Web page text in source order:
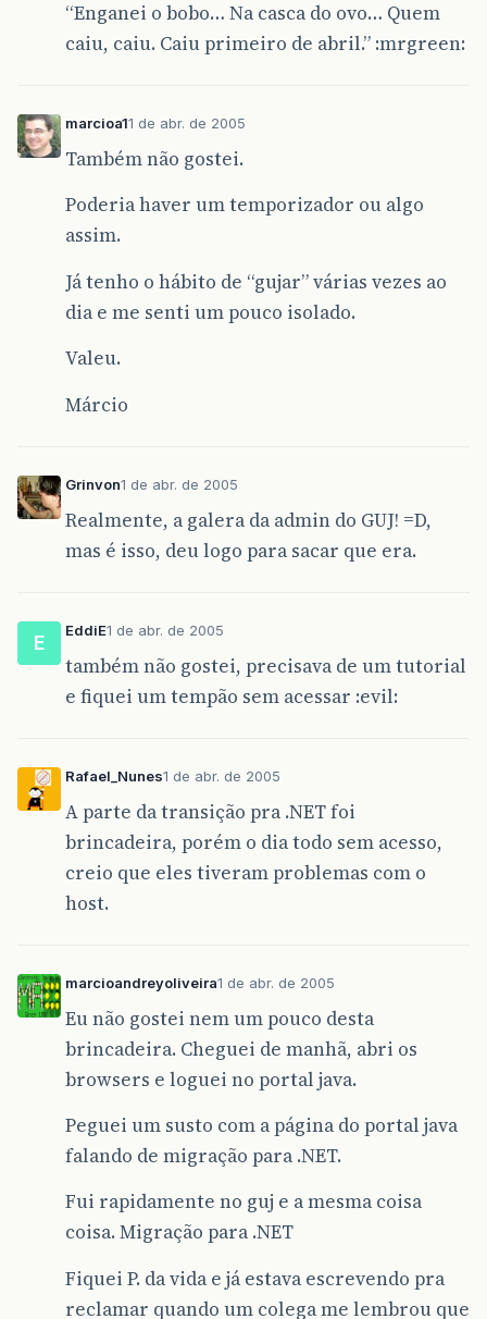
“Enganei o bobo… Na casca do ovo… Quem
caiu, caiu. Caiu primeiro de abril.” :mrgreen:
marcioa11 de abr. de 2005
Também não gostei.
Poderia haver um temporizador ou algo
assim.
Já tenho o hábito de “gujar” várias vezes ao
dia e me senti um pouco isolado.
Valeu.
Márcio
Grinvon1 de abr. de 2005
Realmente, a galera da admin do GUJ! =D,
mas é isso, deu logo para sacar que era.
E
EddiE1 de abr. de 2005
também não gostei, precisava de um tutorial
e fiquei um tempão sem acessar :evil:
Rafael_Nunes1 de abr. de 2005
A parte da transição pra .NET foi
brincadeira, porém o dia todo sem acesso,
creio que eles tiveram problemas com o
host.
marcioandreyoliveira1 de abr. de 2005
Eu não gostei nem um pouco desta
brincadeira. Cheguei de manhã, abri os
browsers e loguei no portal java.
Peguei um susto com a página do portal java
falando de migração para .NET.
Fui rapidamente no guj e a mesma coisa
coisa. Migração para .NET
Fiquei P. da vida e já estava escrevendo pra
reclamar quando um colega me lembrou que